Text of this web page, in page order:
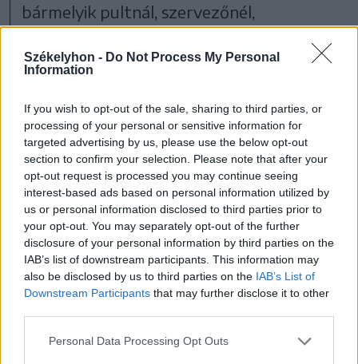
Székelyhon - Do Not Process My Personal
Information
If you wish to opt-out of the sale, sharing to third parties, or
processing of your personal or sensitive information for
targeted advertising by us, please use the below opt-out
section to confirm your selection. Please note that after your
opt-out request is processed you may continue seeing
interest-based ads based on personal information utilized by
us or personal information disclosed to third parties prior to
your opt-out. You may separately opt-out of the further
disclosure of your personal information by third parties on the
IAB’s list of downstream participants. This information may
also be disclosed by us to third parties on the IAB’s List of
Downstream Participants that may further disclose it to other
Personal Data Processing Opt Outs
bármelyik pultnál, szervezőnél,
van. Ennek részleteit kizárólag nők
ismertetik.
A rendezvény zéró
toleranciát hirdet az
illegális szerek
használatával,
birtoklásával és
terjesztésével szemben,